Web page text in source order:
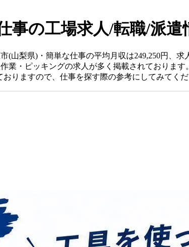
事の工場求人/転職/派遣
(山梨県)・簡単な仕事の平均月収は249,250円、
業・ピッキングの求人が多く掲載されております。
りますので、仕事を探す際の参考にしてみてくだ